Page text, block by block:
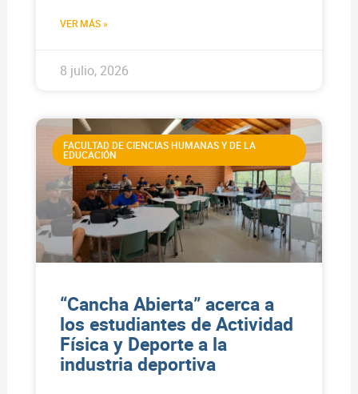
VER MÁS »
8 julio, 2026
FACULTAD DE CIENCIAS HUMANAS Y DE LA
EDUCACIÓN
“Cancha Abierta” acerca a
los estudiantes de Actividad
Física y Deporte a la
industria deportiva